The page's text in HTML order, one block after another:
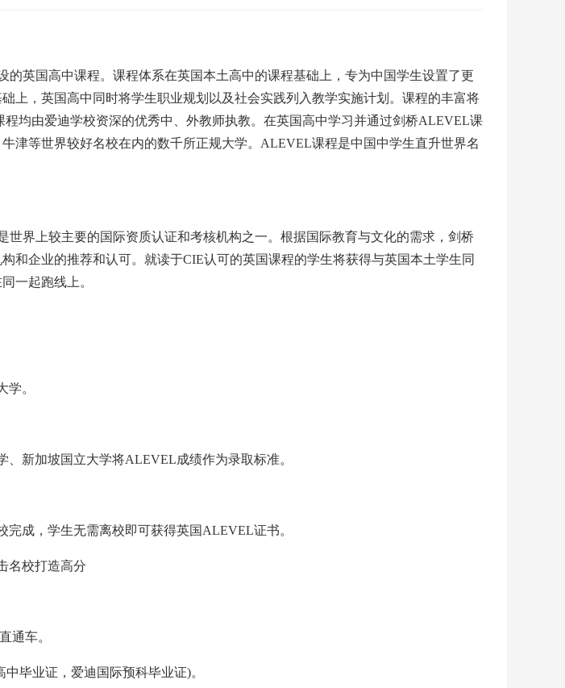
英国高中课程。课程体系在英国本土高中的课程基础上，专为中国学生设置了更
上，英国高中同时将学生职业规划以及社会实践列入教学实施计划。课程的丰富将
均由爱迪学校资深的优秀中、外教师执教。在英国高中学习并通过剑桥ALEVEL课
津等世界较好名校在内的数千所正规大学。ALEVEL课程是中国中学生直升世界名
界上较主要的国际资质认证和考核机构之一。根据国际教育与文化的需求，剑桥
和企业的推荐和认可。就读于CIE认可的英国课程的学生将获得与英国本土学生同
一起跑线上。
。
新加坡国立大学将ALEVEL成绩作为录取标准。
成，学生无需离校即可获得英国ALEVEL证书。
名校打造高分
通车。
毕业证，爱迪国际预科毕业证)。